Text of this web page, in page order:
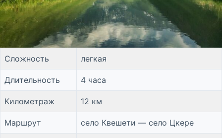
Сложность легкая
Длительность 4 часа
Километраж 12 км
Маршрут село Квешети — село Цкере